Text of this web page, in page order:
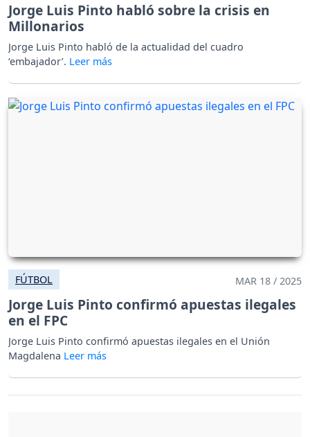
Jorge Luis Pinto habló sobre la crisis en
Millonarios
Jorge Luis Pinto habló de la actualidad del cuadro
‘embajador’.
FÚTBOL MAR 18 / 2025
Jorge Luis Pinto confirmó apuestas ilegales
en el FPC
Jorge Luis Pinto confirmó apuestas ilegales en el Unión
Magdalena